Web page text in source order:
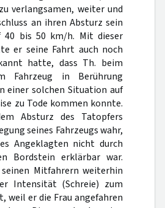
verlangsamen, weiter und
an ihren Absturz sein
40 bis 50 km/h. Mit dieser
er seine Fahrt auch noch
hatte, dass Th. beim
Fahrzeug in Berührung
einer solchen Situation auf
zu Tode kommen konnte.
Absturz des Tatopfers
seines Fahrzeugs wahr,
Angeklagten nicht durch
Bordstein erklärbar war.
Mitfahrern weiterhin
Intensität (Schreie) zum
weil er die Frau angefahren